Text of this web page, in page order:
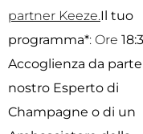
partner Keeze.Il tuo
programma*: Ore
Accoglienza da
nostro Esperto di
Champagne o di un